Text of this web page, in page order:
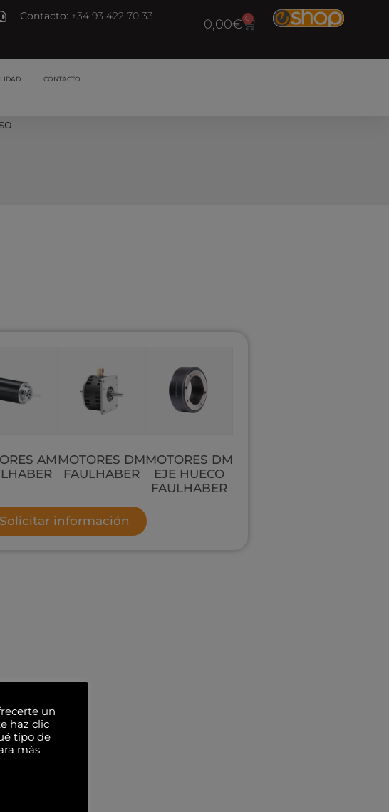
Contacto: +34 93 422 70 33
0,00€ 0
CONTACTO
AM MOTORES DM
FAULHABER
MOTORES DM
EJE HUECO
FAULHABER
Solicitar información
un
haz clic
tipo de
más